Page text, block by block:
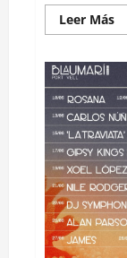
Leer Más